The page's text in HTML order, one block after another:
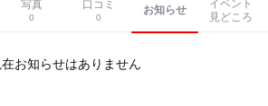
写真
0
口コミ
0
お知らせ
イベント
見どころ
お知らせはありません